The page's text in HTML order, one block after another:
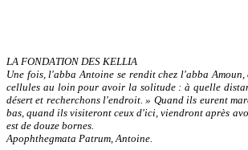
LA FONDATION DES KELLIA
Une fois, l'abba Antoine se rendit chez l'abba
cellules au loin pour avoir la solitude : à quelle
désert et recherchons l'endroit. » Quand ils eurent
bas, quand ils visiteront ceux d'ici, viendront après
est de douze bornes.
Apophthegmata Patrum, Antoine.